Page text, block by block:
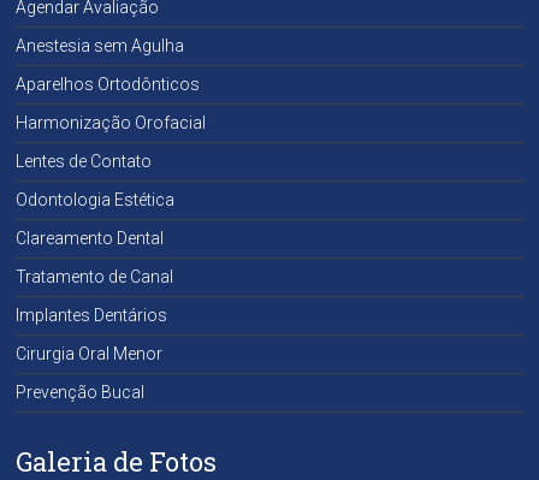
Agendar Avaliação
Anestesia sem Agulha
Aparelhos Ortodônticos
Harmonização Orofacial
Lentes de Contato
Odontologia Estética
Clareamento Dental
Tratamento de Canal
Implantes Dentários
Cirurgia Oral Menor
Prevenção Bucal
Galeria de Fotos